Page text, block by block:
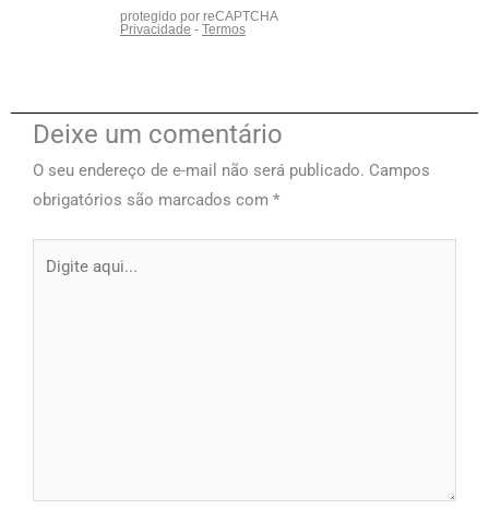
Deixe um comentário
O seu endereço de e-mail não será publicado. Campos
obrigatórios são marcados com *
aqui...